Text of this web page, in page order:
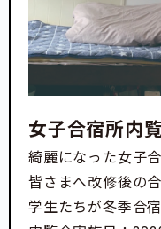
女子合宿所内
綺麗になった女子
皆さまへ改修後の
学生たちが冬季合